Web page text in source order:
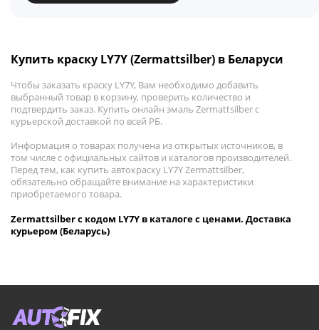
Купить краску LY7Y (Zermattsilber) в Беларуси
Чтобы заказать краску LY7Y, Вам необходимо добавить
выбранный товар в корзину, проверить количество и
подтвердить заказ. Купить онлайн эмаль Zermattsilber с
курьерской доставкой по всей РБ.
Информация о товарах получена из открытых источников, в
том числе с официальных сайтов и каталогов производителей.
Перед тем, как купить автокраску LY7Y Zermattsilber,
обязательно обращайте внимание на характеристики
приобретаемого товара.
Zermattsilber с кодом LY7Y в каталоге с ценами. Доставка
курьером (Беларусь)